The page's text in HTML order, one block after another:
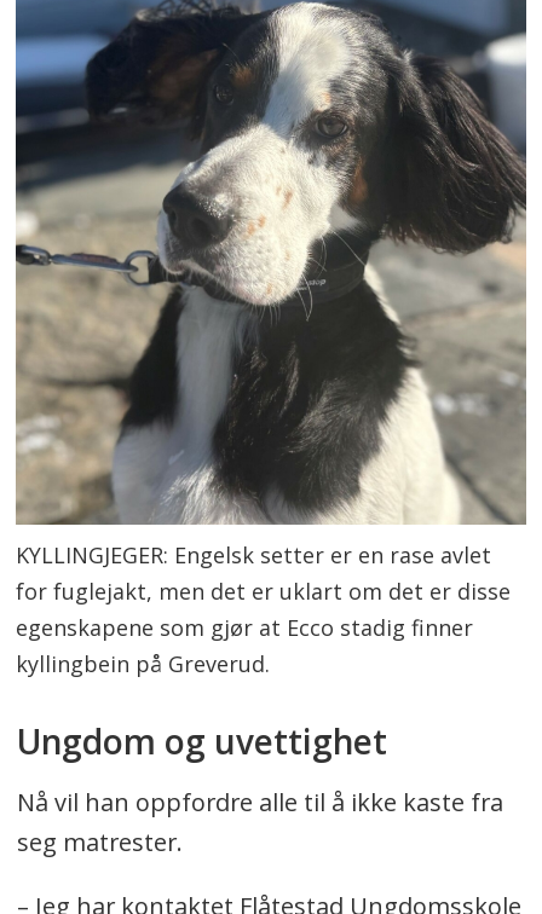
KYLLINGJEGER: Engelsk setter er en rase avlet
for fuglejakt, men det er uklart om det er disse
egenskapene som gjør at Ecco stadig finner
kyllingbein på Greverud.
Ungdom og uvettighet
Nå vil han oppfordre alle til å ikke kaste fra
seg matrester.
– Jeg har kontaktet Flåtestad Ungdomsskole